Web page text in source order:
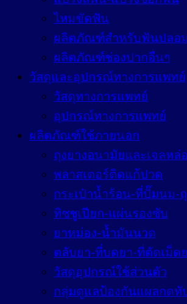
ไหมขัดฟัน
ผลิตภัณฑ์สำหรับฟันปลอม
ผลิตภัณฑ์ช่องปากอื่นๆ
วัสดุและอุปกรณ์ทางการแพทย์
วัสดุทางการแพทย์
อุปกรณ์ทางการแพทย์
ผลิตภัณฑ์ใช้ภายนอก
ถุงยางอนามัยและเจลหล่
พลาสเตอร์ติดแก้ปวด
กระเป๋าน้ำร้อน-ที่ปั๊มนม-
ทิชชูเปียก-แผ่นรองซับ
ยาหม่อง-น้ำมันนวด
ตลับยา-ที่บดยา-ที่ตัดเม็ด
วัสดุอุปกรณ์ใช้ส่วนตัว
กลุ่มดูแลป้องกันแผลกดทั